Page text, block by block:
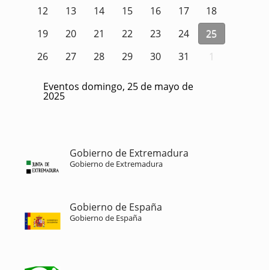
12
13 14 15 16 17
18
19
20 21 22 23 24
25
26
27 28 29 30 31 1
Eventos domingo, 25 de mayo de
2025
Gobierno de Extremadura
Gobierno de Extremadura
Gobierno de España
Gobierno de España